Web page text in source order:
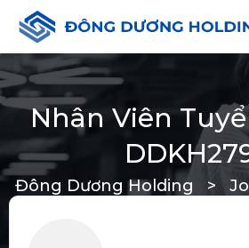
Nhân Viên
Đông Dương Holding >